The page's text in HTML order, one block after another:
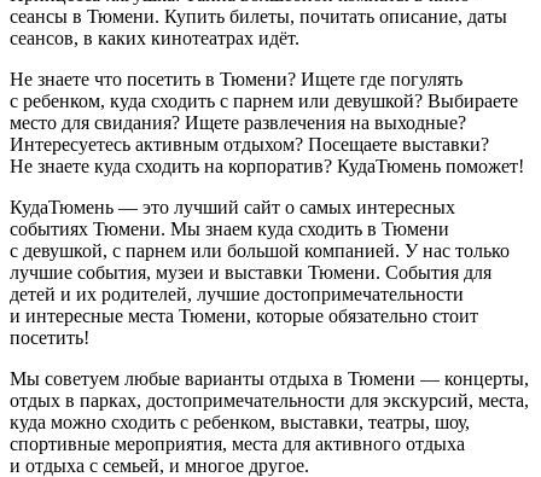
сеансы в Тюмени. Купить билеты, почитать описание, даты
сеансов, в каких кинотеатрах идёт.
Не знаете что посетить в Тюмени? Ищете где погулять
с ребенком, куда сходить с парнем или девушкой? Выбираете
место для свидания? Ищете развлечения на выходные?
Интересуетесь активным отдыхом? Посещаете выставки?
Не знаете куда сходить на корпоратив? КудаТюмень поможет!
КудаТюмень — это лучший сайт о самых интересных
событиях Тюмени. Мы знаем куда сходить в Тюмени
с девушкой, с парнем или большой компанией. У нас только
лучшие события, музеи и выставки Тюмени. События для
детей и их родителей, лучшие достопримечательности
и интересные места Тюмени, которые обязательно стоит
посетить!
Мы советуем любые варианты отдыха в Тюмени — концерты,
отдых в парках, достопримечательности для экскурсий, места,
куда можно сходить с ребенком, выставки, театры, шоу,
спортивные мероприятия, места для активного отдыха
и отдыха с семьей, и многое другое.